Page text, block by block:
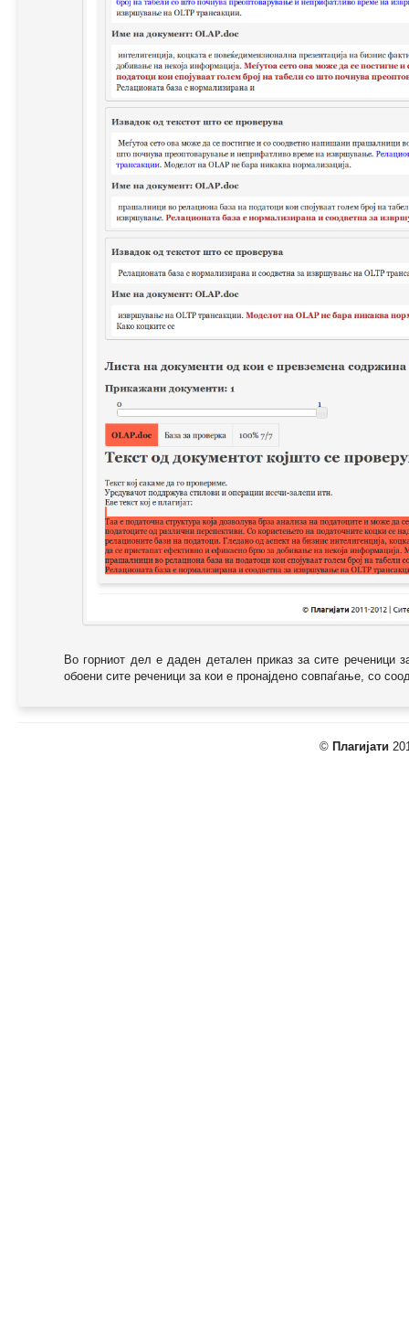
Во горниот дел е даден детален приказ за сите реченици
обоени сите реченици за кои е пронајдено совпаѓање, со
© Плагијати